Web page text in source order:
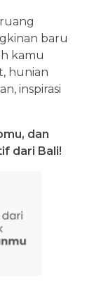
baru
kamu
hunian
inspirasi
dan
dari Bali!